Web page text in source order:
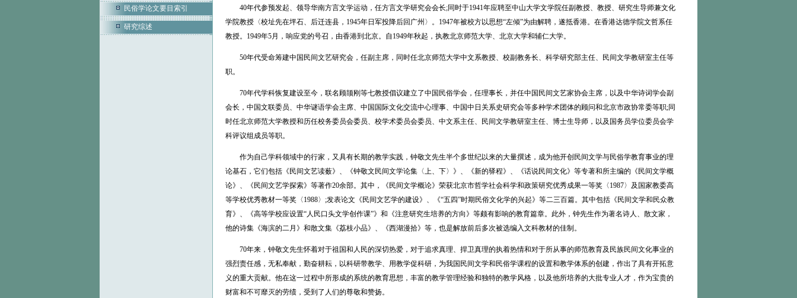
民俗学论文要目索引
研究综述
40年代参预发起、领导华南方言文学运动，任方言文学研究会会长;同时于1941年应聘至中山大学文学院任副教授、教授、研究生导师兼文化
学院教授〈校址先在坪石、后迁连县，1945年日军投降后回广州〉。1947年被校方以思想“左倾”为由解聘，遂抵香港。在香港达德学院文哲系任
教授。1949年5月，响应党的号召，由香港到北京。自1949年秋起，执教北京师范大学、北京大学和辅仁大学。
50年代受命筹建中国民间文艺研究会，任副主席，同时任北京师范大学中文系教授、校副教务长、科学研究部主任、民间文学教研室主任等
职。
70年代学科恢复建设至今，联名顾颉刚等七教授倡议建立了中国民俗学会，任理事长，并任中国民间文艺家协会主席，以及中华诗词学会副
会长，中国文联委员、中华谜语学会主席、中国国际文化交流中心理事、中国中日关系史研究会等多种学术团体的顾问和北京市政协常委等职;同
时任北京师范大学教授和历任校务委员会委员、校学术委员会委员、中文系主任、民间文学教研室主任、博士生导师，以及国务员学位委员会学
科评议组成员等职。
作为自己学科领域中的行家，又具有长期的教学实践，钟敬文先生半个多世纪以来的大量撰述，成为他开创民间文学与民俗学教育事业的理
论基石，它们包括《民间文艺读薮》、《钟敬文民间文学论集〈上、下〉》、《新的驿程》、《话说民间文化》等专著和所主编的《民间文学概
论》、《民间文艺学探索》等著作20余部。其中，《民间文学概论》荣获北京市哲学社会科学和政策研究优秀成果一等奖〈1987〉及国家教委高
等学校优秀教材一等奖〈1988〉;发表论文《民间文艺学的建设》、《“五四”时期民俗文化学的兴起》等二三百篇。其中包括《民间文学和民众教
育》、《高等学校应设置“人民口头文学创作课”》和《注意研究生培养的方向》等颇有影响的教育篇章。此外，钟先生作为著名诗人、散文家，
他的诗集《海滨的二月》和散文集《荔枝小品》、《西湖漫拾》等，也是解放前后多次被选编入文科教材的佳制。
70年来，钟敬文先生怀着对于祖国和人民的深切热爱，对于追求真理、捍卫真理的执着热情和对于所从事的师范教育及民族民间文化事业的
强烈责任感，无私奉献，勤奋耕耘，以科研带教学、用教学促科研，为我国民间文学和民俗学课程的设置和教学体系的创建，作出了具有开拓意
义的重大贡献。他在这一过程中所形成的系统的教育思想，丰富的教学管理经验和独特的教学风格，以及他所培养的大批专业人才，作为宝贵的
财富和不可靡灭的劳绩，受到了人们的尊敬和赞扬。